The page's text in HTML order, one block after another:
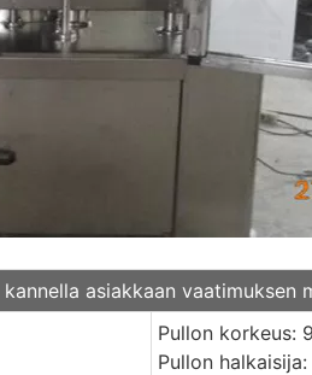
asiakkaan vaatimuksen
Pullon korkeus:
Pullon